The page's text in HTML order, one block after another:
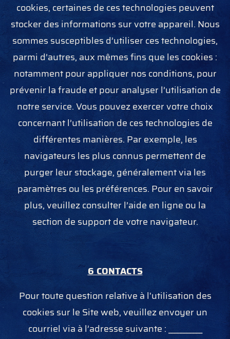
cookies, certaines de ces technologies peuvent
stocker des informations sur votre appareil. Nous
sommes susceptibles d’utiliser ces technologies,
parmi d’autres, aux mêmes fins que les cookies :
notamment pour appliquer nos conditions, pour
prévenir la fraude et pour analyser l’utilisation de
notre service. Vous pouvez exercer votre choix
concernant l’utilisation de ces technologies de
différentes manières. Par exemple, les
navigateurs les plus connus permettent de
purger leur stockage, généralement via les
paramètres ou les préférences. Pour en savoir
plus, veuillez consulter l’aide en ligne ou la
section de support de votre navigateur.
6 CONTACTS
Pour toute question relative à l'utilisation des
cookies sur le Site web, veuillez envoyer un
courriel via à l’adresse suivante : ___________